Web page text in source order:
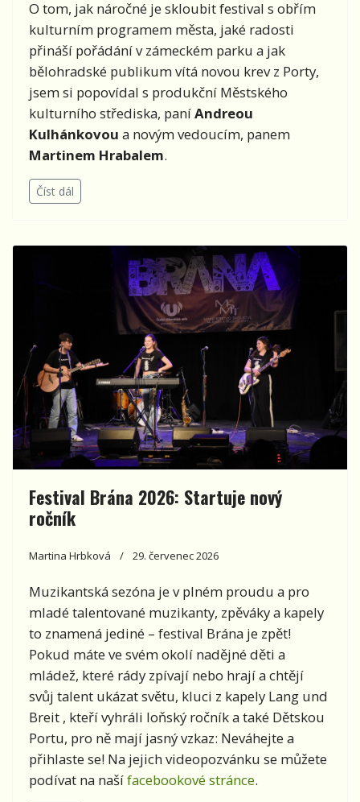
O tom, jak náročné je skloubit festival s obřím
kulturním programem města, jaké radosti
přináší pořádání v zámeckém parku a jak
bělohradské publikum vítá novou krev z Porty,
jsem si popovídal s produkční Městského
kulturního střediska, paníAndreou
Kulhánkovou a novým vedoucím, panem
Martinem Hrabalem.
Číst dál
Festival Brána 2026: Startuje nový
ročník
Martina Hrbková 29. červenec 2026
Muzikantská sezóna je v plném proudu a pro
mladé talentované muzikanty, zpěváky a kapely
to znamená jediné – festival Brána je zpět!
Pokud máte ve svém okolí nadějné děti a
mládež, které rády zpívají nebo hrají a chtějí
svůj talent ukázat světu, kluci z kapely Lang und
Breit , kteří vyhráli loňský ročník a také Dětskou
Portu, pro ně mají jasný vzkaz: Neváhejte a
přihlaste se! Na jejich videopozvánku se můžete
podívat na našífacebookové stránce.